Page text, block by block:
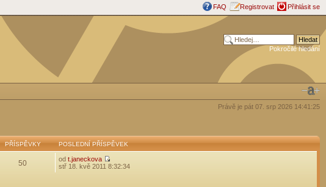
FAQ Registrovat Přihlásit se
Pokročilé hledání
Právě je pát 07. srp 2026 14:41:25
PŘÍSPĚVKY POSLEDNÍ PŘÍSPĚVEK
50 od t.janeckova
stř 18. kvě 2011 8:32:34